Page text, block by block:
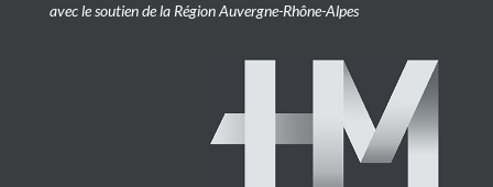
avec le soutien de la Région Auvergne-Rhône-Alpes